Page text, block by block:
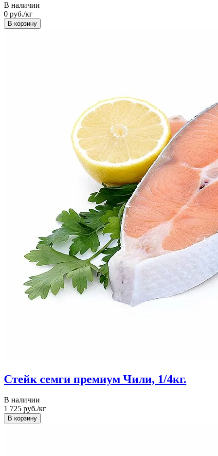
В наличии
0 руб./кг
Стейк семги премиум Чили, 1/4кг.
В наличии
1 725 руб./кг